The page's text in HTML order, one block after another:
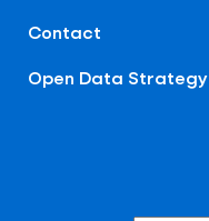
Contact
Open Data Strategy